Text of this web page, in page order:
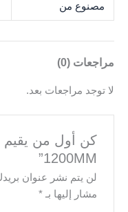
مصنوع من
مراجعات (0)
لا توجد مراجعات بعد.
كن أول من يقيم
1200MM”
لن يتم نشر عنوان
مشار إليها بـ*